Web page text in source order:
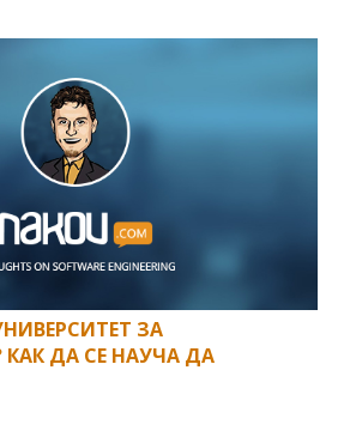
ЗА
КАК ДА СЕ НАУЧА ДА